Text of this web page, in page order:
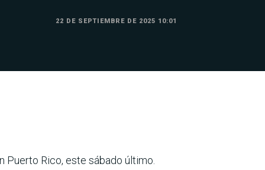
22 DE SEPTIEMBRE DE 2025 10:01
Puerto Rico, este sábado último.